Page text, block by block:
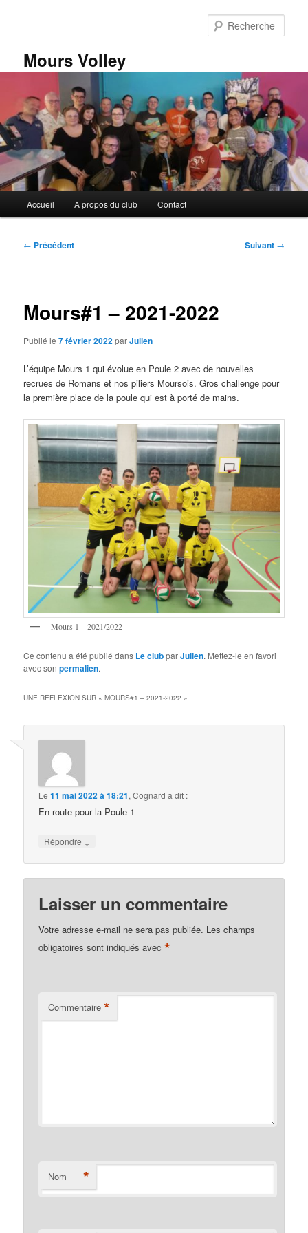
Mours Volley
principal
Accueil A propos du club Contact
Navigation
← Précédent Suivant →
Mours#1 – 2021-2022
Publié le7 février 2022parJulien
L’équipe Mours 1 qui évolue en Poule 2 avec de nouvelles
recrues de Romans et nos piliers Moursois. Gros challenge pour
la première place de la poule qui est à porté de mains.
Mours 1 – 2021/2022
Ce contenu a été publié dans Le clubparJulien. Mettez-le en favori
avec sonpermalien.
UNE RÉFLEXION SUR «MOURS#1 – 2021-2022 »
Le11 mai 2022 à 18:21,Cognard a dit :
En route pour la Poule 1
Répondre ↓
Laisser un commentaire
Votre adresse e-mail ne sera pas publiée. Les champs
obligatoires sont indiqués avec*
Commentaire *
Nom *